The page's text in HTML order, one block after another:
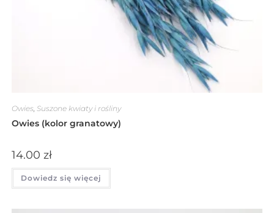
Owies, Suszone kwiaty i rośliny
Owies (kolor granatowy)
14.00 zł
Dowiedz się więcej